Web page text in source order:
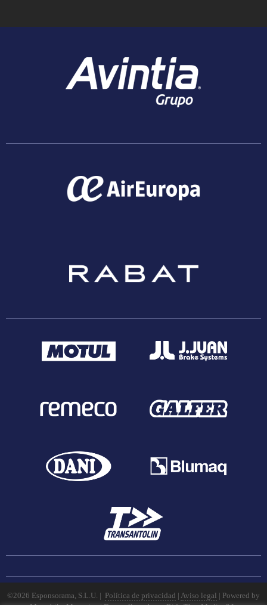
©2026 Esponsorama, S.L.U. | Política de privacidad | Aviso legal | Powered by